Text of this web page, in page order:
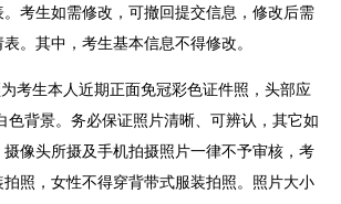
考生如需修改，可撤回提交信息，修改后需
。其中，考生基本信息不得修改。
考生本人近期正面免冠彩色证件照，头部应
色背景。务必保证照片清晰、可辨认，其它如
像头所摄及手机拍摄照片一律不予审核，考
照，女性不得穿背带式服装拍照。照片大小